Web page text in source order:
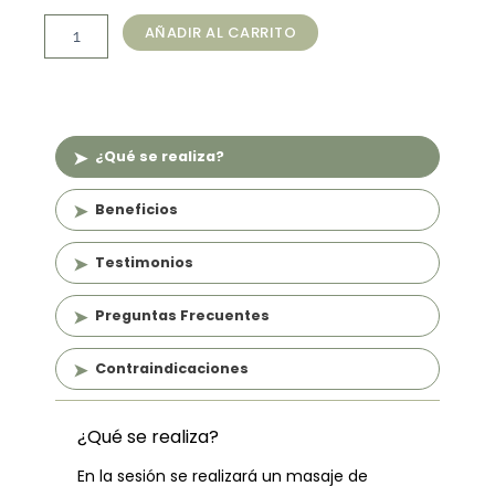
original
Mixto
Piedras
Calientes
(60
min)
cantidad
AÑADIR AL CARRITO
¿Qué se realiza?
Beneficios
Testimonios
Preguntas Frecuentes
Contraindicaciones
¿Qué se realiza?
En la sesión se realizará un masaje de